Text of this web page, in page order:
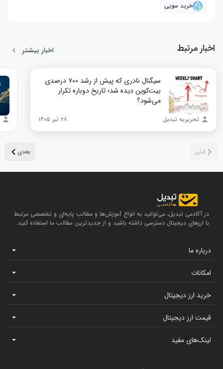
خرید سویی
اخبار مرتبط اخبار بیشتر
سیگنال نادری که پیش از رشد ۷۰۰ درصدی
بیت‌کوین دیده شد؛ تاریخ دوباره تکرار
می‌شود؟
تحریریه تبدیل ۲۸ تیر ۱۴۰۵
در آکادمی تبدیل، می‌توانید به انواع آموزش‌ها و مطالب پایه‌ای و تخصصی مرتبط
با ارزهای دیجیتال دسترسی داشته باشید و از جدیدترین مطالب ما استفاده کنید.
درباره ما
امکانات
خرید ارز دیجیتال
قیمت ارز دیجیتال
لینک‌های مفید